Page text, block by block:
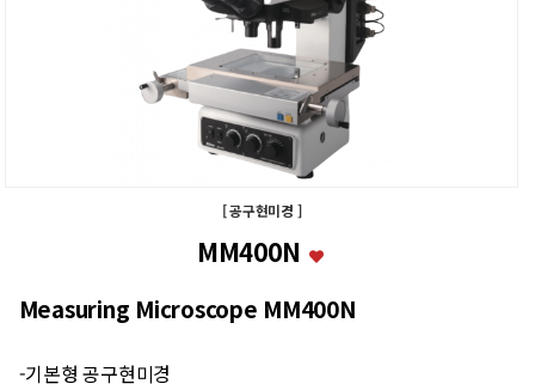
[ 공구현미경 ]
MM400N
Measuring Microscope MM400N
-기본형 공구현미경